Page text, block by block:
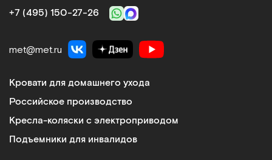
+7 (495) 150‑27‑26
met@met.ru
Кровати для домашнего ухода
Российское производство
Кресла-коляски с электроприводом
Подъемники для инвалидов